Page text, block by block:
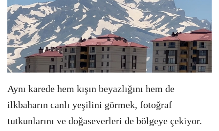
Aynı karede hem kışın beyazlığını hem de
ilkbaharın canlı yeşilini görmek, fotoğraf
tutkunlarını ve doğaseverleri de bölgeye çekiyor.